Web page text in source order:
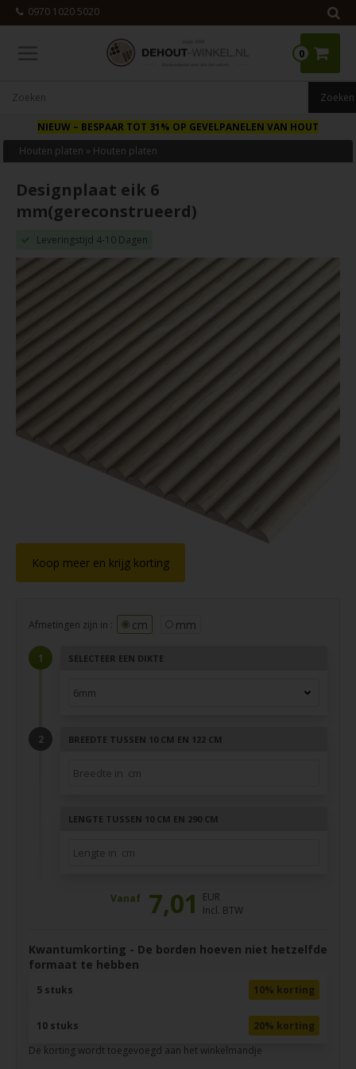
0970 1020 5020
0
NIEUW – BESPAAR TOT 31% OP GEVELPANELEN VAN HOUT
Houten platen » Houten platen
Designplaat eik 6
mm(gereconstrueerd)
Leveringstijd 4-10 Dagen
Koop meer en krijg korting
Afmetingen zijn in : cm mm
SELECTEER EEN DIKTE
BREEDTE TUSSEN 10 CM EN 122 CM
LENGTE TUSSEN 10 CM EN 290 CM
Vanaf 7,01
EUR
Incl. BTW
Kwantumkorting - De borden hoeven niet hetzelfde
formaat te hebben
5 stuks 10% korting
10 stuks
20% korting
De korting wordt toegevoegd aan het winkelmandje